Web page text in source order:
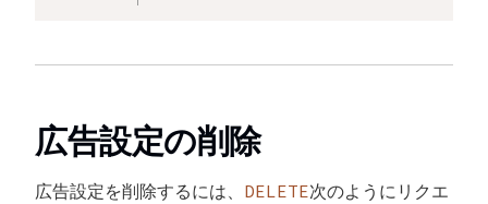
広告設定の削除
広告設定を削除するには、 DELETE次のようにリクエ